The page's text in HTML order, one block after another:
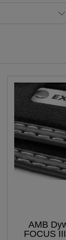
AMB
FOCUS